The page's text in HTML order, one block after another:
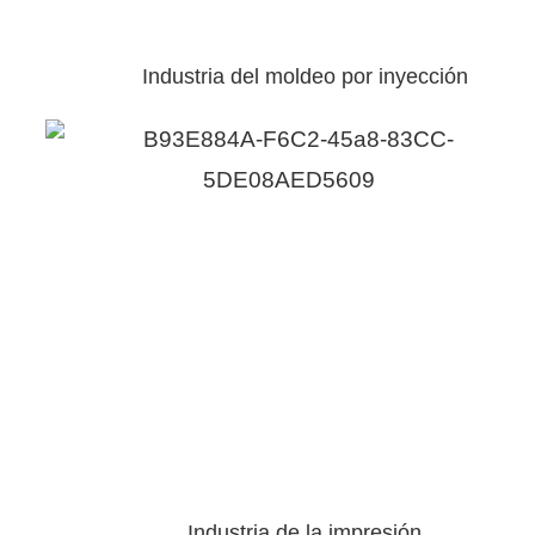
Industria del moldeo por inyección